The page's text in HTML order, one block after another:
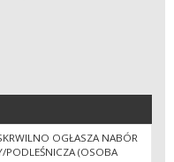
OGŁASZA NABÓR
PODLEŚNICZA (OSOBA